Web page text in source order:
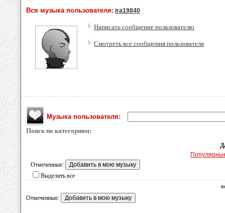
Вся музыка пользователя: ira19840
Написать сообщение пользователю
Смотреть все сообщения пользователя
Музыка пользователя:
Поиск по категориям:
Отмеченные:
Выделить все
Отмеченные: